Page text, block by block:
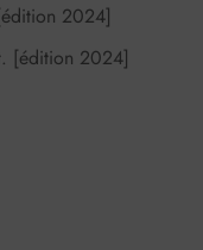
2024]
[édition 2024]